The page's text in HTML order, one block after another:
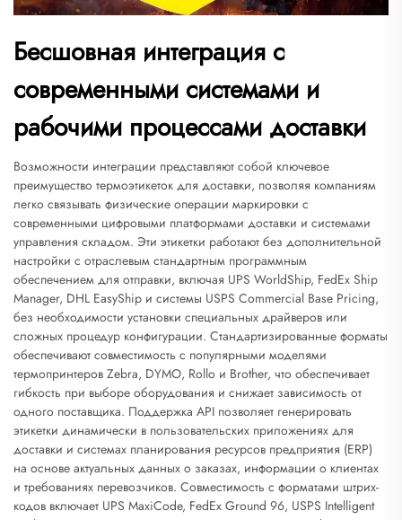
Бесшовная интеграция с
современными системами и
рабочими процессами доставки
Возможности интеграции представляют собой ключевое
преимущество термоэтикеток для доставки, позволяя компаниям
легко связывать физические операции маркировки с
современными цифровыми платформами доставки и системами
управления складом. Эти этикетки работают без дополнительной
настройки с отраслевым стандартным программным
обеспечением для отправки, включая UPS WorldShip, FedEx Ship
Manager, DHL EasyShip и системы USPS Commercial Base Pricing,
без необходимости установки специальных драйверов или
сложных процедур конфигурации. Стандартизированные форматы
обеспечивают совместимость с популярными моделями
термопринтеров Zebra, DYMO, Rollo и Brother, что обеспечивает
гибкость при выборе оборудования и снижает зависимость от
одного поставщика. Поддержка API позволяет генерировать
этикетки динамически в пользовательских приложениях для
доставки и системах планирования ресурсов предприятия (ERP)
на основе актуальных данных о заказах, информации о клиентах
и требованиях перевозчиков. Совместимость с форматами штрих-
кодов включает UPS MaxiCode, FedEx Ground 96, USPS Intelligent